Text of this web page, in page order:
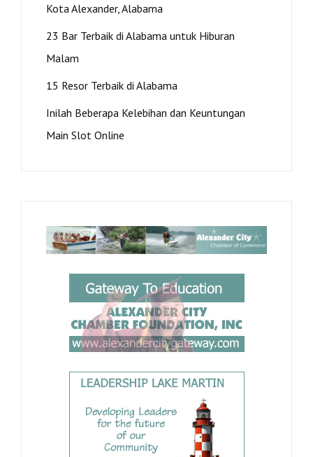
Kota Alexander, Alabama
23 Bar Terbaik di Alabama untuk Hiburan
Malam
15 Resor Terbaik di Alabama
Inilah Beberapa Kelebihan dan Keuntungan
Main Slot Online